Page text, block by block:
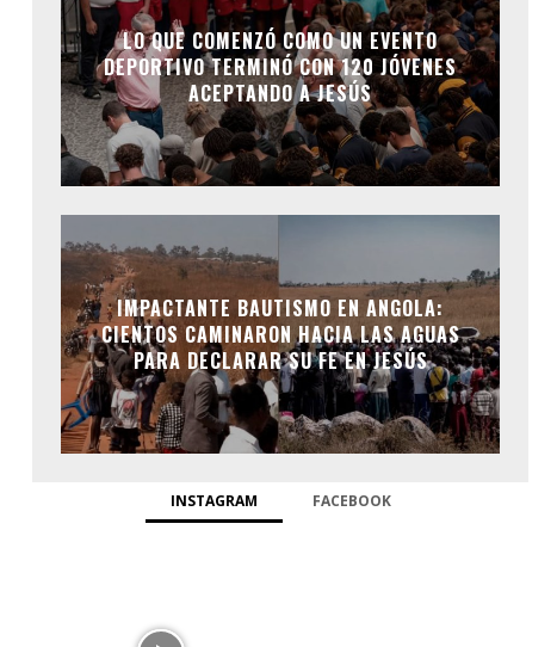
LO QUE COMENZÓ COMO UN EVENTO
DEPORTIVO TERMINÓ CON 120 JÓVENES
ACEPTANDO A JESÚS
IMPACTANTE BAUTISMO EN ANGOLA:
CIENTOS CAMINARON HACIA LAS AGUAS
PARA DECLARAR SU FE EN JESÚS
INSTAGRAM FACEBOOK